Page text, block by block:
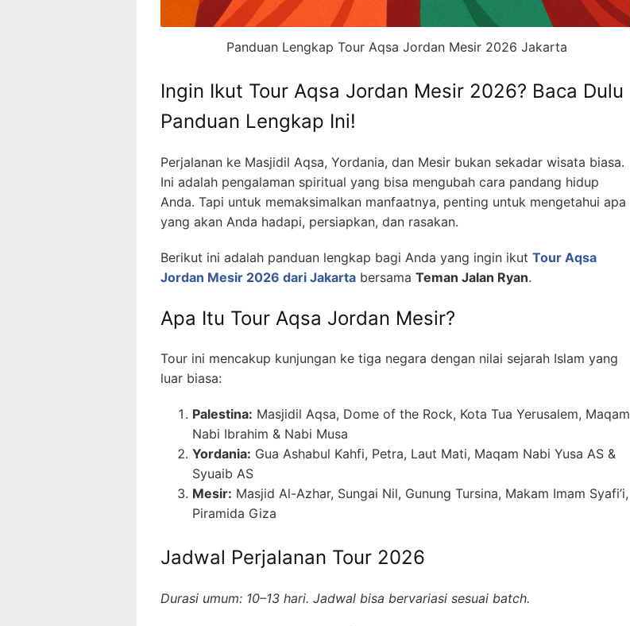
Panduan Lengkap Tour Aqsa Jordan Mesir 2026 Jakarta
Ingin Ikut Tour Aqsa Jordan Mesir 2026? Baca Dulu
Panduan Lengkap Ini!
Perjalanan ke Masjidil Aqsa, Yordania, dan Mesir bukan sekadar wisata biasa.
Ini adalah pengalaman spiritual yang bisa mengubah cara pandang hidup
Anda. Tapi untuk memaksimalkan manfaatnya, penting untuk mengetahui apa
yang akan Anda hadapi, persiapkan, dan rasakan.
Berikut ini adalah panduan lengkap bagi Anda yang ingin ikut Tour Aqsa
Jordan Mesir 2026 dari Jakarta bersama Teman Jalan Ryan.
Apa Itu Tour Aqsa Jordan Mesir?
Tour ini mencakup kunjungan ke tiga negara dengan nilai sejarah Islam yang
luar biasa:
Palestina: Masjidil Aqsa, Dome of the Rock, Kota Tua Yerusalem, Maqam
Nabi Ibrahim & Nabi Musa
Yordania: Gua Ashabul Kahfi, Petra, Laut Mati, Maqam Nabi Yusa AS &
Syuaib AS
Mesir: Masjid Al-Azhar, Sungai Nil, Gunung Tursina, Makam Imam Syafi’i,
Piramida Giza
Jadwal Perjalanan Tour 2026
Durasi umum: 10–13 hari. Jadwal bisa bervariasi sesuai batch.